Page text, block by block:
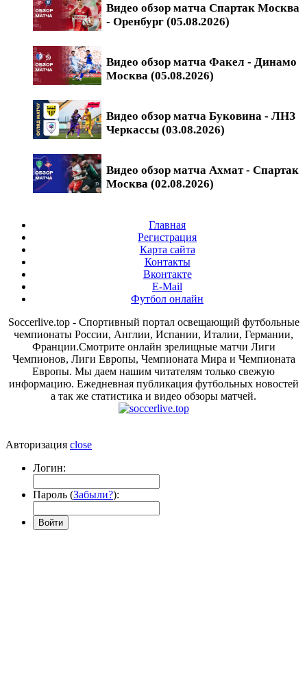
Видео обзор матча Спартак Москва
- Оренбург (05.08.2026)
Видео обзор матча Факел - Динамо
Москва (05.08.2026)
Видео обзор матча Буковина - ЛНЗ
Черкассы (03.08.2026)
Видео обзор матча Ахмат - Спартак
Москва (02.08.2026)
Главная
Регистрация
Карта сайта
Контакты
Вконтакте
E-Mail
Футбол онлайн
Soccerlive.top - Спортивный портал освещающий футбольные
чемпионаты России, Англии, Испании, Италии, Германии,
Франции.Смотрите онлайн зрелищные матчи Лиги
Чемпионов, Лиги Европы, Чемпионата Мира и Чемпионата
Европы. Мы даем нашим читателям только свежую
информацию. Ежедневная публикация футбольных новостей
а так же статистика и видео обзоры матчей.
Авторизация close
Логин:
Пароль (Забыли?):
Войти